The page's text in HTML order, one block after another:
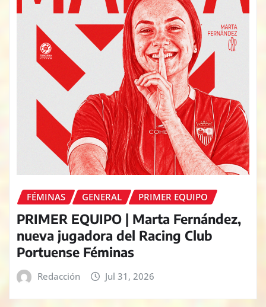
FÉMINAS GENERAL PRIMER EQUIPO
PRIMER EQUIPO | Marta Fernández,
nueva jugadora del Racing Club
Portuense Féminas
Redacción Jul 31, 2026